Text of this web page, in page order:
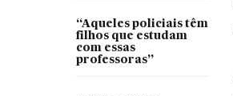
“Aqueles policiais têm
filhos que estudam
com essas
professoras”